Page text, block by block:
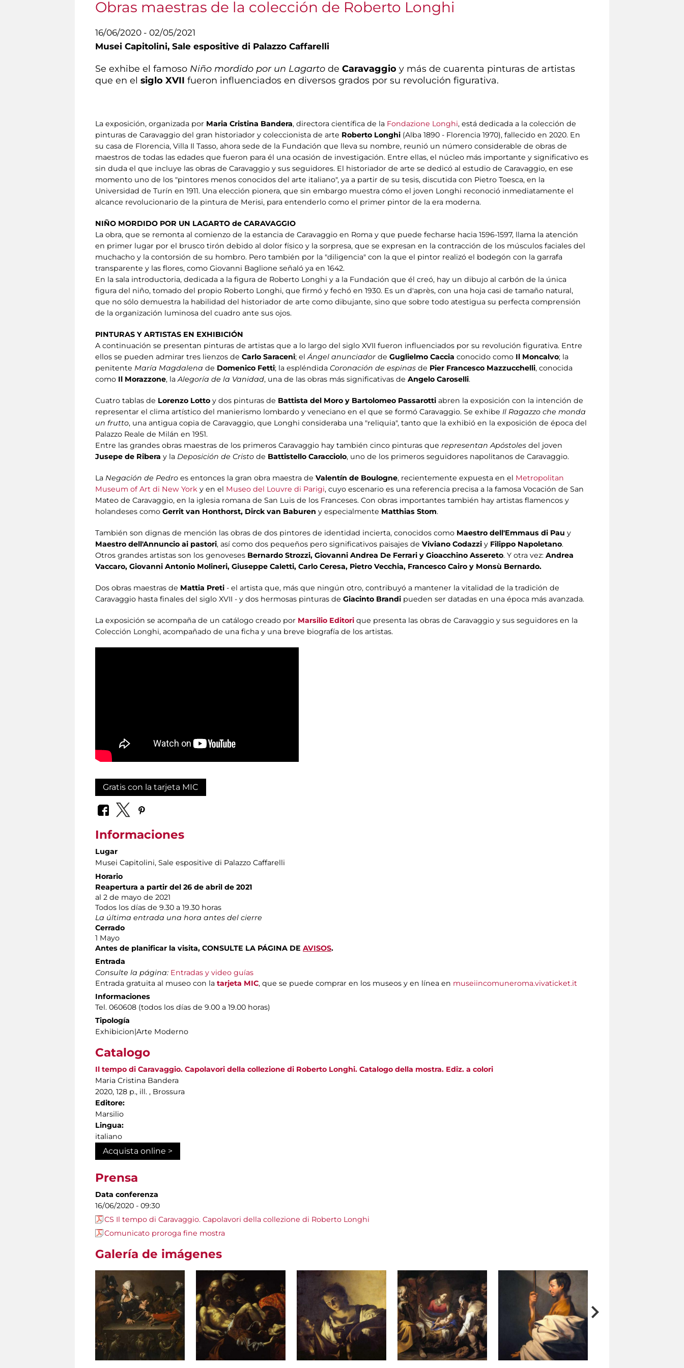
Obras maestras de la colección de Roberto Longhi
16/06/2020 - 02/05/2021
Musei Capitolini, Sale espositive di Palazzo Caffarelli
Se exhibe el famoso Niño mordido por un Lagarto de Caravaggio y más de cuarenta pinturas de artistas
que en el siglo XVII fueron influenciados en diversos grados por su revolución figurativa.
La exposición, organizada por Maria Cristina Bandera, directora científica de la Fondazione Longhi, está dedicada a la colección de
pinturas de Caravaggio del gran historiador y coleccionista de arte Roberto Longhi (Alba 1890 - Florencia 1970), fallecido en 2020. En
su casa de Florencia, Villa Il Tasso, ahora sede de la Fundación que lleva su nombre, reunió un número considerable de obras de
maestros de todas las edades que fueron para él una ocasión de investigación. Entre ellas, el núcleo más importante y significativo es
sin duda el que incluye las obras de Caravaggio y sus seguidores. El historiador de arte se dedicó al estudio de Caravaggio, en ese
momento uno de los "pintores menos conocidos del arte italiano", ya a partir de su tesis, discutida con Pietro Toesca, en la
Universidad de Turín en 1911. Una elección pionera, que sin embargo muestra cómo el joven Longhi reconoció inmediatamente el
alcance revolucionario de la pintura de Merisi, para entenderlo como el primer pintor de la era moderna.
NIÑO MORDIDO POR UN LAGARTO de CARAVAGGIO
La obra, que se remonta al comienzo de la estancia de Caravaggio en Roma y que puede fecharse hacia 1596-1597, llama la atención
en primer lugar por el brusco tirón debido al dolor físico y la sorpresa, que se expresan en la contracción de los músculos faciales del
muchacho y la contorsión de su hombro. Pero también por la "diligencia" con la que el pintor realizó el bodegón con la garrafa
transparente y las flores, como Giovanni Baglione señaló ya en 1642.
En la sala introductoria, dedicada a la figura de Roberto Longhi y a la Fundación que él creó, hay un dibujo al carbón de la única
figura del niño, tomado del propio Roberto Longhi, que firmó y fechó en 1930. Es un d'après, con una hoja casi de tamaño natural,
que no sólo demuestra la habilidad del historiador de arte como dibujante, sino que sobre todo atestigua su perfecta comprensión
de la organización luminosa del cuadro ante sus ojos.
PINTURAS Y ARTISTAS EN EXHIBICIÓN
A continuación se presentan pinturas de artistas que a lo largo del siglo XVII fueron influenciados por su revolución figurativa. Entre
ellos se pueden admirar tres lienzos de Carlo Saraceni; elÁngel anunciador de Guglielmo Caccia conocido como Il Moncalvo; la
penitente María Magdalena de Domenico Fetti; la espléndida Coronación de espinas de Pier Francesco Mazzucchelli, conocida
como Il Morazzone, laAlegoría de la Vanidad, una de las obras más significativas de Angelo Caroselli.
Cuatro tablas de Lorenzo Lotto y dos pinturas de Battista del Moro y Bartolomeo Passarotti abren la exposición con la intención de
representar el clima artístico del manierismo lombardo y veneciano en el que se formó Caravaggio. Se exhibe Il Ragazzo che monda
un frutto, una antigua copia de Caravaggio, que Longhi consideraba una "reliquia", tanto que la exhibió en la exposición de época del
Palazzo Reale de Milán en 1951.
Entre las grandes obras maestras de los primeros Caravaggio hay también cinco pinturas que representan Apóstoles del joven
Jusepe de Ribera y la Deposición de Cristo de Battistello Caracciolo, uno de los primeros seguidores napolitanos de Caravaggio.
La Negación de Pedro es entonces la gran obra maestra de Valentín de Boulogne, recientemente expuesta en el Metropolitan
Museum of Art di New York y en el Museo del Louvre di Parigi, cuyo escenario es una referencia precisa a la famosa Vocación de San
Mateo de Caravaggio, en la iglesia romana de San Luis de los Franceses. Con obras importantes también hay artistas flamencos y
holandeses como Gerrit van Honthorst, Dirck van Baburen y especialmente Matthias Stom.
También son dignas de mención las obras de dos pintores de identidad incierta, conocidos como Maestro dell'Emmaus di Pau y
Maestro dell'Annuncio ai pastori, así como dos pequeños pero significativos paisajes de Viviano Codazzi y Filippo Napoletano.
Otros grandes artistas son los genoveses Bernardo Strozzi, Giovanni Andrea De Ferrari y Gioacchino Assereto. Y otra vez: Andrea
Vaccaro, Giovanni Antonio Molineri, Giuseppe Caletti, Carlo Ceresa, Pietro Vecchia, Francesco Cairo y Monsù Bernardo.
Dos obras maestras de Mattia Preti - el artista que, más que ningún otro, contribuyó a mantener la vitalidad de la tradición de
Caravaggio hasta finales del siglo XVII - y dos hermosas pinturas de Giacinto Brandi pueden ser datadas en una época más avanzada.
La exposición se acompaña de un catálogo creado por Marsilio Editori que presenta las obras de Caravaggio y sus seguidores en la
Colección Longhi, acompañado de una ficha y una breve biografía de los artistas.
Gratis con la tarjeta MIC
Informaciones
Lugar
Musei Capitolini, Sale espositive di Palazzo Caffarelli
Horario
Reapertura a partir del 26 de abril de 2021
al 2 de mayo de 2021
Todos los días de 9.30 a 19.30 horas
La última entrada una hora antes del cierre
Cerrado
1 Mayo
Antes de planificar la visita, CONSULTE LA PÁGINA DE AVISOS.
Entrada
Consulte la página: Entradas y video guías
Entrada gratuita al museo con la tarjeta MIC, que se puede comprar en los museos y en línea en museiincomuneroma.vivaticket.it
Informaciones
Tel. 060608 (todos los días de 9.00 a 19.00 horas)
Tipología
Exhibicion|Arte Moderno
Catalogo
Il tempo di Caravaggio. Capolavori della collezione di Roberto Longhi. Catalogo della mostra. Ediz. a colori
Maria Cristina Bandera
2020, 128 p., ill. , Brossura
Editore:
Marsilio
Lingua:
italiano
Acquista online >
Prensa
Data conferenza
16/06/2020 - 09:30
CS Il tempo di Caravaggio. Capolavori della collezione di Roberto Longhi
Comunicato proroga fine mostra
Galería de imágenes